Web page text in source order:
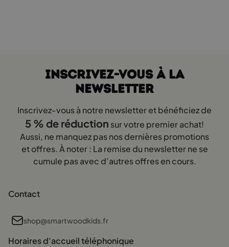
INSCRIVEZ-VOUS À LA
NEWSLETTER
Inscrivez-vous à notre newsletter et bénéficiez de
5 % de réduction sur votre premier achat!
Aussi, ne manquez pas nos dernières promotions
et offres. À noter : La remise du newsletter ne se
cumule pas avec d’autres offres en cours.
Contact
shop@smartwoodkids.fr
Horaires d'accueil téléphonique